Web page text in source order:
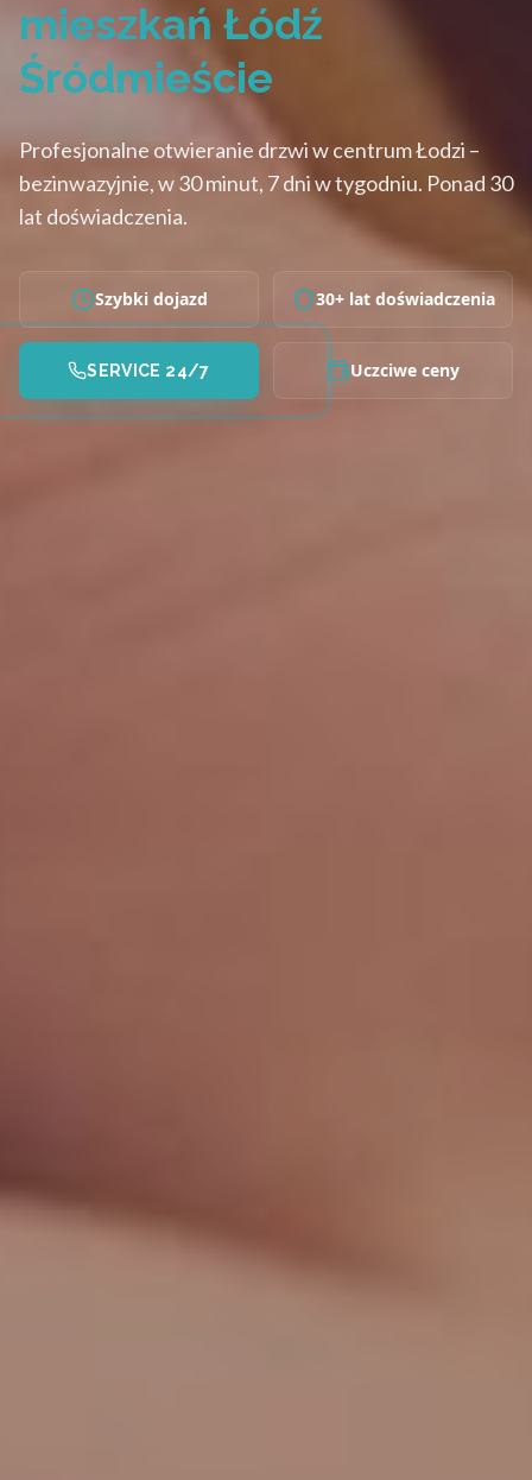
mieszkań Łódź
Śródmieście
Profesjonalne otwieranie drzwi w centrum Łodzi –
bezinwazyjnie, w 30 minut, 7 dni w tygodniu. Ponad 30
lat doświadczenia.
Szybki dojazd 30+ lat doświadczenia
SERVICE 24/7 Uczciwe ceny